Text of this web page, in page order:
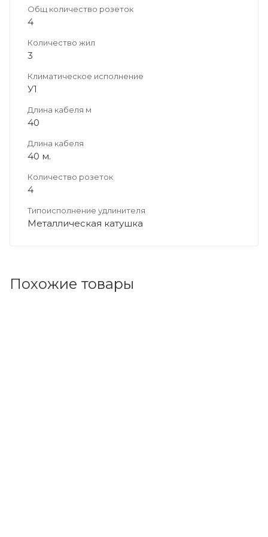
Общ количество розеток
4
Количество жил
3
Климатическое исполнение
У1
Длина кабеля м
40
Длина кабеля
40 м.
Количество розеток
4
Типоисполнение удлинителя
Металлическая катушка
Похожие товары